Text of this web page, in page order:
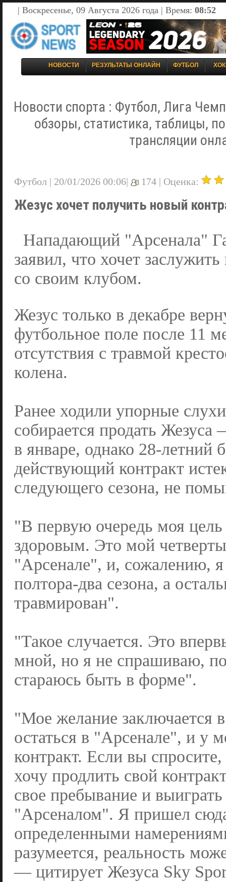
| Воскресенье, 09 Августа 2026 года | Время: 08:52
НОВОСТИ РЕЗУЛЬТАТЫ ОНЛАЙН ФУТБОЛ
Новости спорта : Футбол, Лига
обзоры, статистика, таблицы,
трансляции
Футбол | 20/01/2026 00:06| 174 | Оценка:
Жезус хочет получить новый
Нападающий "Арсенала"
заявил, что хочет
со своим клубом.
Жезус только в декабре
футбольное поле после 11
отсутствия с травмой
колена.
Ранее ходили упорные
собирается продать
в январе, однако 28-летний
действующий контракт
следующего сезона, не
"В первую очередь моя
здоровым. Это мой
"Арсенале", и, сожалению, я
полтора-два сезона, а
травмирован".
"Такое случается. Это
мной, но я не спрашиваю,
стараюсь быть в форме".
"Мое желание заключается
остаться в "Арсенале", и у
контракт. Если вы
хочу продлить свой
свое пребывание и
"Арсеналом". Я пришел
определенными
разумеется, реальность
— цитирует Жезуса Sky